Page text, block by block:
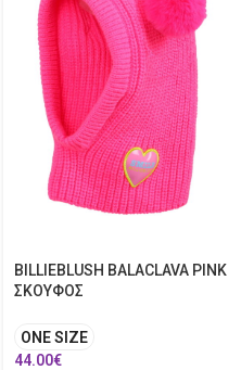
BILLIEBLUSH BALACLAVA PINK
ΣΚΟΥΦΟΣ
ONE SIZE
44.00€